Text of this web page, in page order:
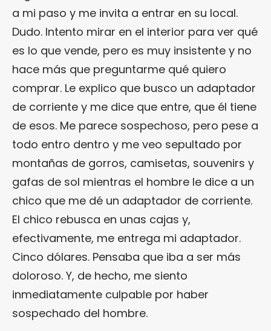
a mi paso y me invita a entrar en su local.
Dudo. Intento mirar en el interior para ver qué
es lo que vende, pero es muy insistente y no
hace más que preguntarme qué quiero
comprar. Le explico que busco un adaptador
de corriente y me dice que entre, que él tiene
de esos. Me parece sospechoso, pero pese a
todo entro dentro y me veo sepultado por
montañas de gorros, camisetas, souvenirs y
gafas de sol mientras el hombre le dice a un
chico que me dé un adaptador de corriente.
El chico rebusca en unas cajas y,
efectivamente, me entrega mi adaptador.
Cinco dólares. Pensaba que iba a ser más
doloroso. Y, de hecho, me siento
inmediatamente culpable por haber
sospechado del hombre.